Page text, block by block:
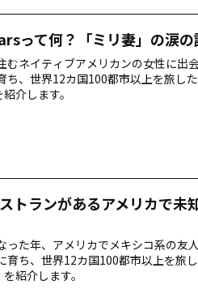
って何？「ミリ妻」の涙の
むネイティブアメリカンの女性に出
ち、世界12カ国100都市以上を旅し
介します。
トランがあるアメリカで未
った年、アメリカでメキシコ系の友
育ち、世界12カ国100都市以上を旅
紹介します。